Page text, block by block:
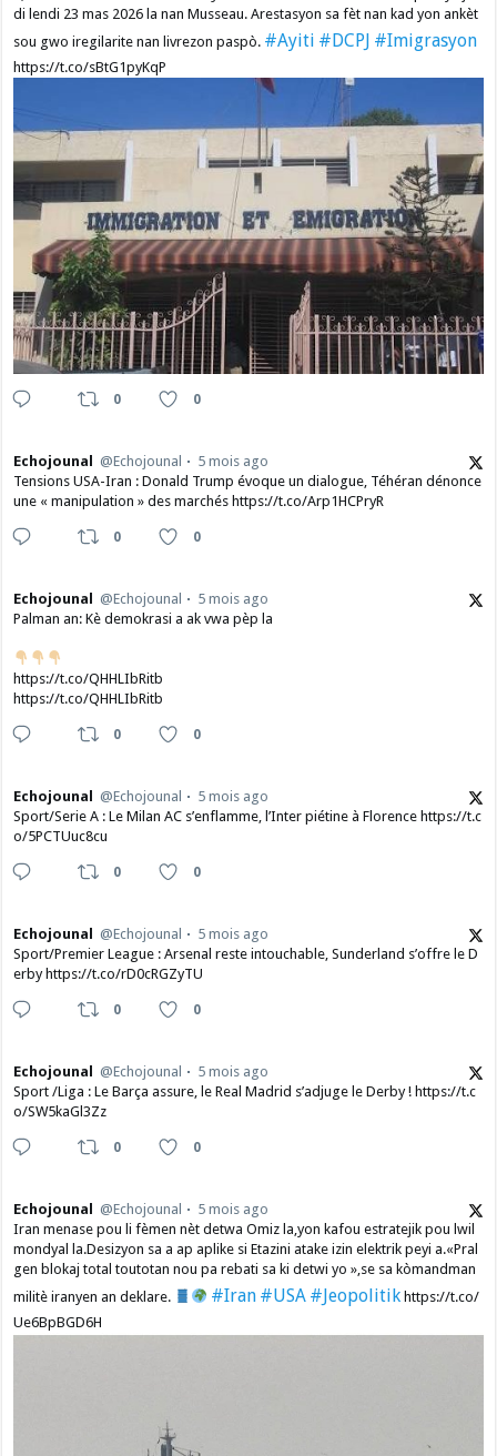
di lendi 23 mas 2026 la nan Musseau. Arestasyon sa fèt nan kad yon ankèt
sou gwo iregilarite nan livrezon paspò. #Ayiti #DCPJ #Imigrasyon
https://t.co/sBtG1pyKqP
0 0
Echojounal @Echojounal
5 mois ago
Tensions USA-Iran : Donald Trump évoque un dialogue, Téhéran dénonce
une « manipulation » des marchés https://t.co/Arp1HCPryR
0 0
Echojounal @Echojounal
5 mois ago
Palman an: Kè demokrasi a ak vwa pèp la
https://t.co/QHHLIbRitb
https://t.co/QHHLIbRitb
0 0
Echojounal @Echojounal
5 mois ago
Sport/Serie A : Le Milan AC s’enflamme, l’Inter piétine à Florence https://t.c
o/5PCTUuc8cu
0 0
Echojounal @Echojounal
5 mois ago
Sport/Premier League : Arsenal reste intouchable, Sunderland s’offre le D
erby https://t.co/rD0cRGZyTU
0 0
Echojounal @Echojounal
5 mois ago
Sport /Liga : Le Barça assure, le Real Madrid s’adjuge le Derby ! https://t.c
o/SW5kaGl3Zz
0 0
Echojounal @Echojounal
5 mois ago
Iran menase pou li fèmen nèt detwa Omiz la,yon kafou estratejik pou lwil
mondyal la.Desizyon sa a ap aplike si Etazini atake izin elektrik peyi a.​«Pral
gen blokaj total toutotan nou pa rebati sa ki detwi yo »,se sa kòmandman
militè iranyen an deklare.
#Iran #USA #Jeopolitikhttps://t.co/
Ue6BpBGD6H